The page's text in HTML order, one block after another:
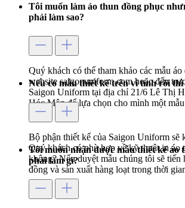
Tôi muốn làm áo thun đồng phục
phải làm sao?
Quý khách có thể tham khảo các mẫu áo
website saigonuniform.com hoặc đến
Saigon Uniform tại địa chỉ 21/6 Lê Thị
Hóc Môn để lựa chọn cho mình một
Nếu có mẫu thiết kế trên vi tính rồi
Bộ phận thiết kế của Saigon Uniform sẽ
Quý khách có phù hợp về kỹ thuật in áo
không? Nếu duyệt mẫu chúng tôi sẽ tiến
đồng và sản xuất hàng loạt trong thời
Tôi muốn nhận được mẫu thiết kế áo
phải làm gì?